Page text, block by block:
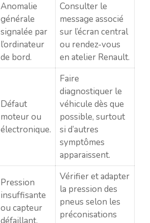
Anomalie
générale
signalée par
l’ordinateur
de bord.
Consulter le
message associé
sur l’écran central
ou rendez-vous
en atelier Renault.
Défaut
moteur ou
électronique.
Faire
diagnostiquer le
véhicule dès que
possible, surtout
si d’autres
symptômes
apparaissent.
Pression
insuffisante
ou capteur
Vérifier et adapter
la pression des
pneus selon les
préconisations